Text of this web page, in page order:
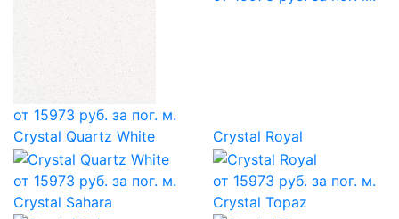
от 15973 руб. за пог. м.
Crystal Quartz White
от 15973 руб. за пог. м.
Crystal Royal
от 15973 руб. за пог. м.
Crystal Sahara
Crystal Topaz